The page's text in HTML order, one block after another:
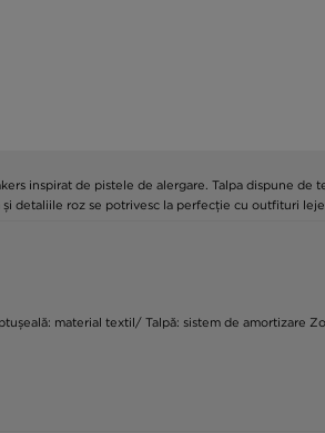
inspirat de pistele de alergare. Talpa dispune
detaliile roz se potrivesc la perfecție cu outfituri
material textil/ Talpă: sistem de amortizare